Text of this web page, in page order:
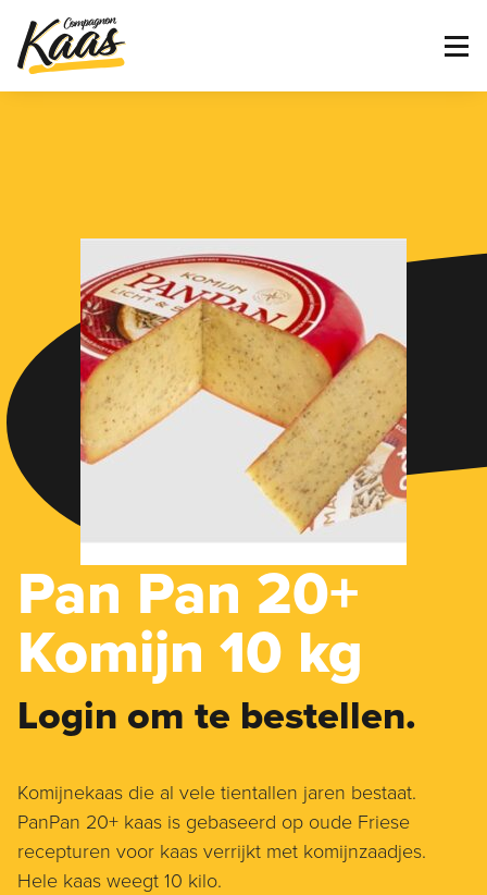
Pan Pan 20+
Komijn 10 kg
Login om te bestellen.
Komijnekaas die al vele tientallen jaren bestaat.
PanPan 20+ kaas is gebaseerd op oude Friese
recepturen voor kaas verrijkt met komijnzaadjes.
Hele kaas weegt 10 kilo.